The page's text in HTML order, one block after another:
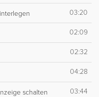
03:20
02:09
02:32
04:28
schalten 03:44